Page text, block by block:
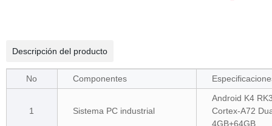
Descripción del producto
No Componentes
1 Sistema PC industrial
Android K4
Cortex-A72
4GB+64GB